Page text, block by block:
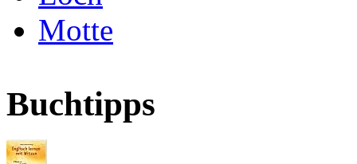
Motte
Buchtipps